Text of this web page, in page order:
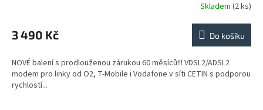
Skladem (2 ks)
3 490 Kč Do košíku
NOVÉ balení s prodlouženou zárukou 60 měsíců!!! VDSL2/ADSL2
modem pro linky od O2, T-Mobile i Vodafone v síti CETIN s podporou
rychlostí...